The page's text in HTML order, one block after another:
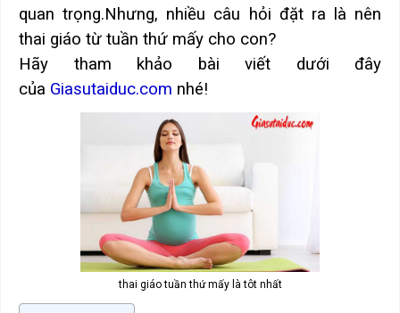
quan trọng.Nhưng, nhiều câu hỏi đặt ra là nên
thai giáo từ tuần thứ mấy cho con?
Hãy tham khảo bài viết dưới đây
của Giasutaiduc.com nhé!
thai giáo tuần thứ mấy là tôt nhất